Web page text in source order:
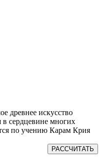
древнее искусство
в сердцевине многих
по учению Карам Крия
РАССЧИТАТЬ